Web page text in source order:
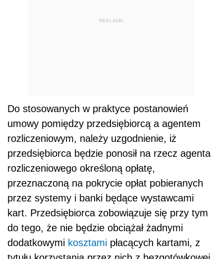
REKLAMA
Do stosowanych w praktyce postanowień
umowy pomiędzy przedsiębiorcą a agentem
rozliczeniowym, należy uzgodnienie, iż
przedsiębiorca będzie ponosił na rzecz agenta
rozliczeniowego określoną opłatę,
przeznaczoną na pokrycie opłat pobieranych
przez systemy i banki będące wystawcami
kart. Przedsiębiorca zobowiązuje się przy tym
do tego, że nie będzie obciążał żadnymi
dodatkowymi kosztami płacących kartami, z